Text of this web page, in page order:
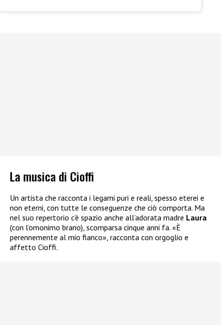
La musica di Cioffi
Un artista che racconta i legami puri e reali, spesso eterei e
non eterni, con tutte le conseguenze che ciò comporta. Ma
nel suo repertorio c’è spazio anche all’adorata madre Laura
(con l’omonimo brano), scomparsa cinque anni fa. «È
perennemente al mio fianco», racconta con orgoglio e
affetto Cioffi.